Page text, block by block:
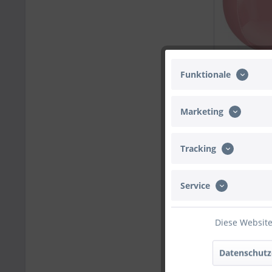
Funktionale
Marketing
Tracking
Service
Diese